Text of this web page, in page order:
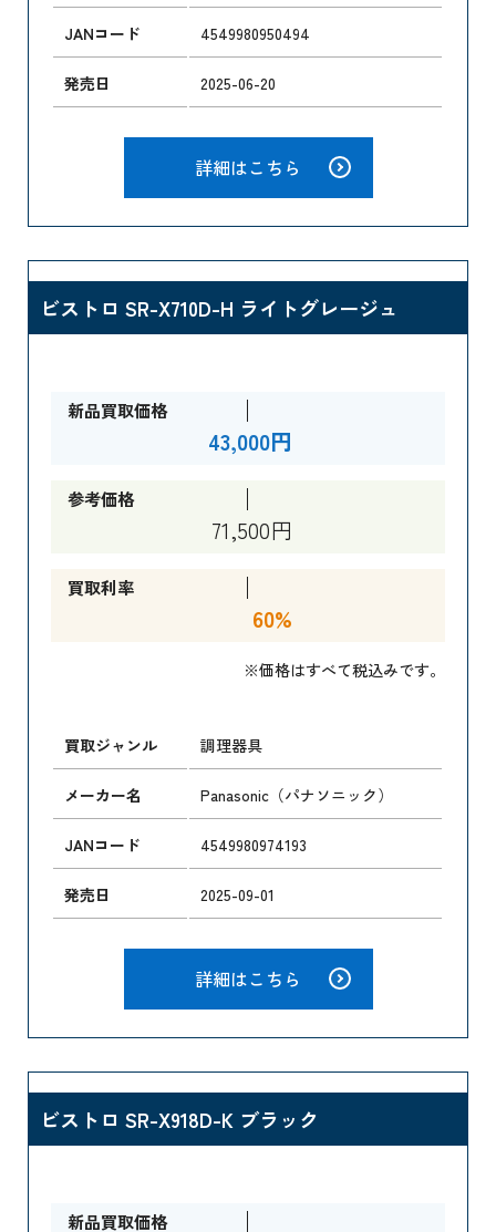
JANコード 4549980950494
発売日 2025-06-20
詳細はこちら
ビストロ SR-X710D-H ライトグレージュ
新品買取価格
43,000円
参考価格
71,500円
買取利率
60%
※価格はすべて税込みです。
買取ジャンル 調理器具
メーカー名 Panasonic（パナソニック）
JANコード 4549980974193
発売日 2025-09-01
詳細はこちら
ビストロ SR-X918D-K ブラック
新品買取価格